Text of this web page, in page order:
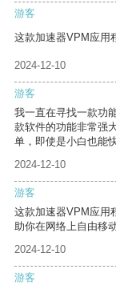
游客
这款加速器VPM应用
2024-12-10
游客
我一直在寻找一款功
款软件的功能非常强
单，即使是小白也能
2024-12-10
游客
这款加速器VPM应用
助你在网络上自由移动
2024-12-10
游客